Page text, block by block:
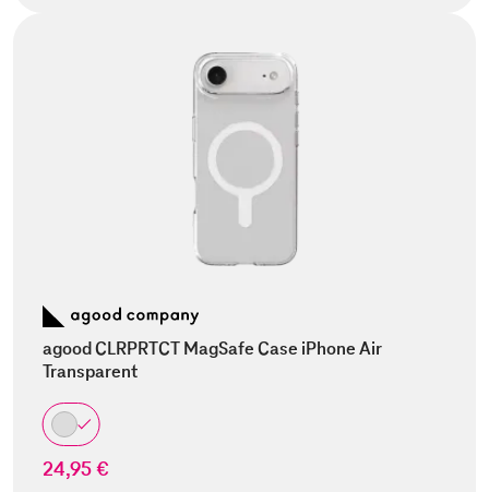
agood CLRPRTCT MagSafe Case iPhone Air
Transparent
24,95 €